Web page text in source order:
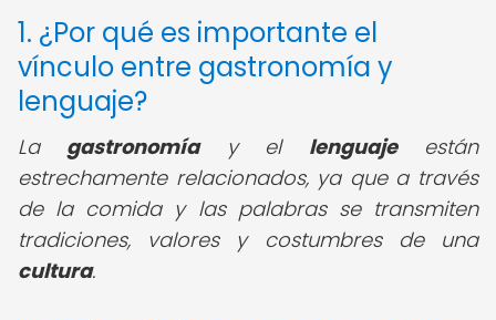
1. ¿Por qué es importante el
vínculo entre gastronomía y
lenguaje?
La gastronomíay el lenguajeestán
estrechamente relacionados, ya que a través
de la comida y las palabras se transmiten
tradiciones, valores y costumbres de una
cultura.